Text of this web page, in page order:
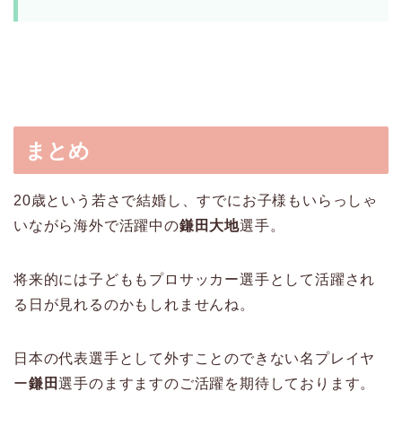
まとめ
20歳という若さで結婚し、すでにお子様もいらっしゃ
いながら海外で活躍中の鎌田大地選手。
将来的には子どももプロサッカー選手として活躍され
る日が見れるのかもしれませんね。
日本の代表選手として外すことのできない名プレイヤ
ー鎌田選手のますますのご活躍を期待しております。